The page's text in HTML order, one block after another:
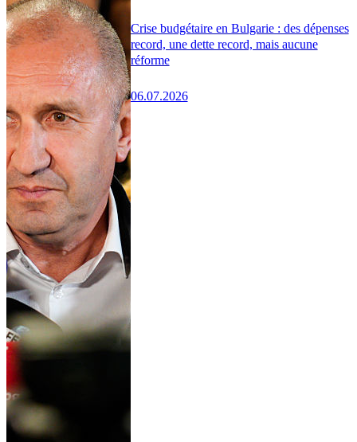
Crise budgétaire en Bulgarie : des dépenses
record, une dette record, mais aucune
réforme
06.07.2026